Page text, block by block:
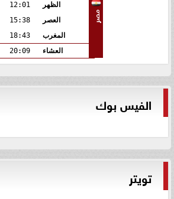
مصر
الظهر
12:01
العصر
15:38
المغرب
18:43
العشاء
20:09
الفيس بوك
تويتر